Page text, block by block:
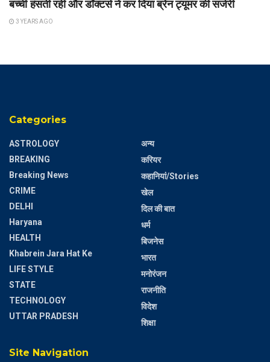
बच्ची हंसती रही और डॉक्टर्स ने कर दिया ब्रेन ट्यूमर की सर्जरी
3 YEARS AGO
Categories
ASTROLOGY
BREAKING
Breaking News
CRIME
DELHI
Haryana
HEALTH
Khabrein Jara Hat Ke
LIFE STYLE
STATE
TECHNOLOGY
UTTAR PRADESH
अन्य
करियर
कहानियां/Stories
खेल
दिल की बात
धर्म
बिजनेस
भारत
मनोरंजन
राजनीति
विदेश
शिक्षा
Site Navigation